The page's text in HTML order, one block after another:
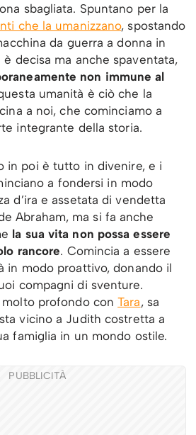
sbagliata. Spuntano per la
che la umanizzano, spostando
da guerra a donna in
è decisa ma anche spaventata,
non immune al
umanità è ciò che la
a noi, che cominciamo a
integrante della storia.
in poi è tutto in divenire, e i
a fondersi in modo
d’ira e assetata di vendetta
Abraham, ma si fa anche
la sua vita non possa essere
rancore. Comincia a essere
in modo proattivo, donando il
compagni di sventure.
molto profondo conTara, sa
vicino a Judith costretta a
famiglia in un mondo ostile.
PUBBLICITÀ